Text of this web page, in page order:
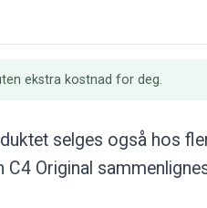
ekstra kostnad for deg.
selges også hos
Original